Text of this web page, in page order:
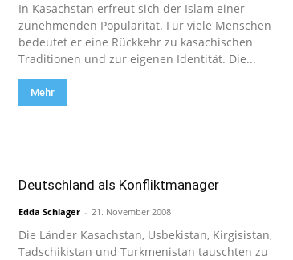
In Kasachstan erfreut sich der Islam einer
zunehmenden Popularität. Für viele Menschen
bedeutet er eine Rückkehr zu kasachischen
Traditionen und zur eigenen Identität. Die...
Mehr
Deutschland als Konfliktmanager
Edda Schlager - 21. November 2008
Die Länder Kasachstan, Usbekistan, Kirgisistan,
Tadschikistan und Turkmenistan tauschten zu